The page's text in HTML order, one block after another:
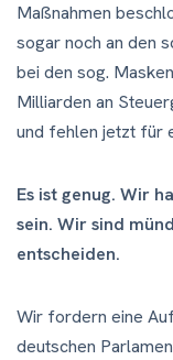
Maßnahmen
sogar noch an den
bei den sog.
Milliarden an
und fehlen jetzt für
Es ist genug. Wir
sein. Wir sind
entscheiden.
Wir fordern eine
deutschen